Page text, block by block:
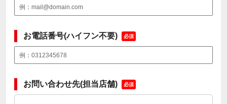
お電話番号(ハイフン不要) 必須
お問い合わせ先(担当店舗) 必須